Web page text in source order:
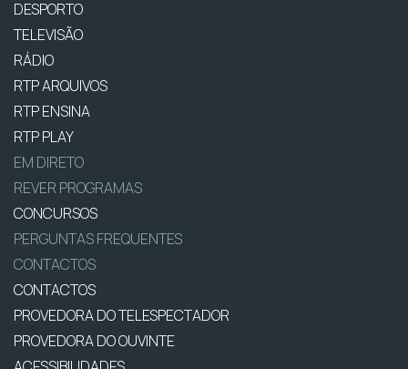
DESPORTO
TELEVISÃO
RÁDIO
RTP ARQUIVOS
RTP ENSINA
RTP PLAY
EM DIRETO
REVER PROGRAMAS
CONCURSOS
PERGUNTAS FREQUENTES
CONTACTOS
CONTACTOS
PROVEDORA DO TELESPECTADOR
PROVEDORA DO OUVINTE